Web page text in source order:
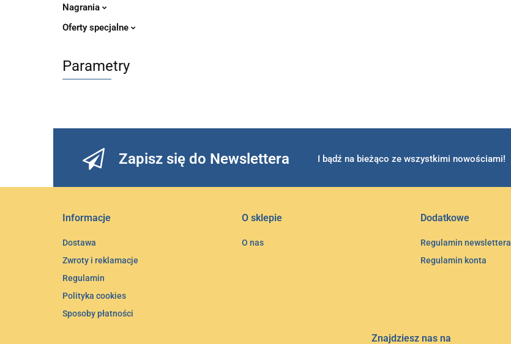
Nagrania
Oferty specjalne
Parametry
Zapisz się do Newslettera I bądź na bieżąco ze wszystkimi nowościami!
Informacje
Dostawa
Zwroty i reklamacje
Regulamin
Polityka cookies
Sposoby płatności
O sklepie
O nas
Dodatkowe
Regulamin newslettera
Regulamin konta
Znajdziesz nas na